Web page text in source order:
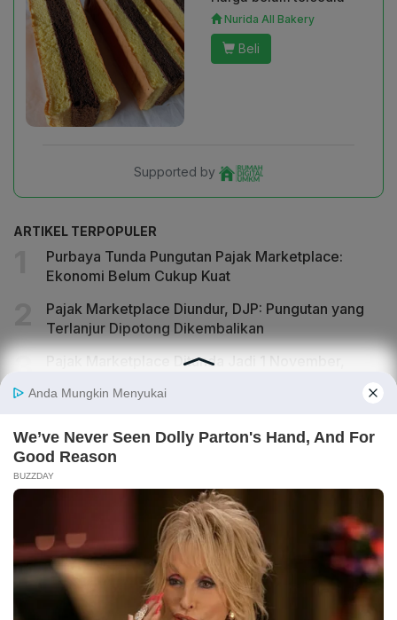
Nurida All Bakery
Beli
Supported by
ARTIKEL TERPOPULER
Purbaya Tunda Pungutan Pajak Marketplace:
Ekonomi Belum Cukup Kuat
Pajak Marketplace Diundur, DJP: Pungutan yang
Terlanjur Dipotong Dikembalikan
Pajak Marketplace Ditunda Jadi 1 November,